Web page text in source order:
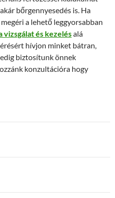
bőrgennyesedés is. Ha
a lehető leggyorsabban
vizsgálat és kezelésalá
hívjon minket bátran,
biztosítunk önnek
konzultációra hogy